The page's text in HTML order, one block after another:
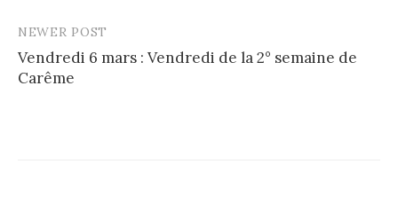
NEWER POST
Vendredi 6 mars : Vendredi de la 2° semaine de
Carême